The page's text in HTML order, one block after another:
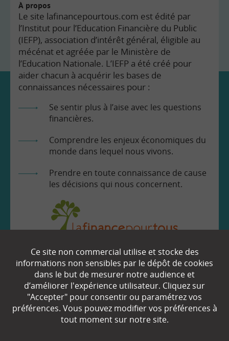
À propos
Le site lafinancepourtous.com est édité par
l’Institut pour l’Education Financière du Public
(IEFP), association d’intérêt général, éligible au
mécénat et agréée par le Ministère de
l’Education Nationale. L’IEFP a été créé pour
aider chacun à acquérir les bases de
connaissances nécessaires pour :
Se sentir plus à l’aise avec les questions
financières.
Comprendre les enjeux économiques du
monde dans lequel nous vivons.
Prendre en toute connaissance de cause
les décisions qui nous concernent.
EN SAVOIR
Qui sommes-nous ?
Partenaires
Ce site non commercial utilise et stocke des
informations non sensibles par le dépôt de cookies
dans le but de mesurer notre audience et
d’améliorer l'expérience utilisateur. Cliquez sur
"Accepter" pour consentir ou paramétrez vos
préférences. Vous pouvez modifier vos préférences à
tout moment sur notre site.